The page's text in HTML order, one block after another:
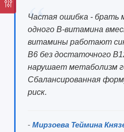
Частая ошибка - брать
одного B-витамина
витамины работают
B6 без достаточного
нарушает метаболизм
Сбалансированная
риск.
- Мирзоева Теймина